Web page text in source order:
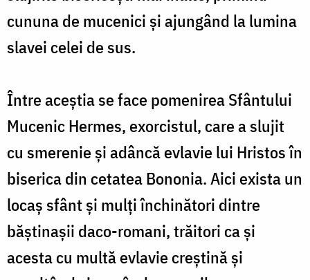
cununa de mucenici și ajungând la lumina
slavei celei de sus.
Între aceștia se face pomenirea Sfântului
Mucenic Hermes, exorcistul, care a slujit
cu smerenie și adâncă evlavie lui Hristos în
biserica din cetatea Bononia. Aici exista un
locaș sfânt și mulți închinători dintre
băștinașii daco-romani, trăitori ca și
acesta cu multă evlavie creștină și